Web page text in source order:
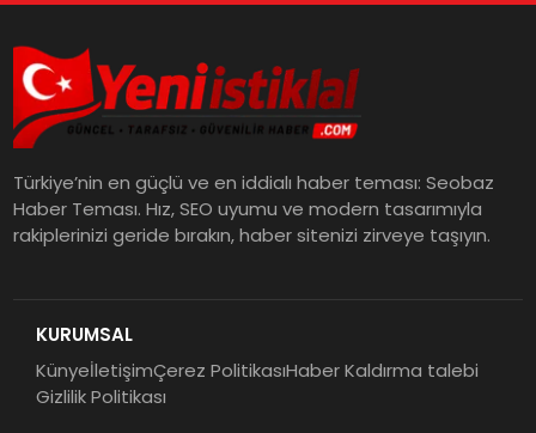
Türkiye’nin en güçlü ve en iddialı haber teması: Seobaz
Haber Teması. Hız, SEO uyumu ve modern tasarımıyla
rakiplerinizi geride bırakın, haber sitenizi zirveye taşıyın.
KURUMSAL
KünyeİletişimÇerez PolitikasıHaber Kaldırma talebi
Gizlilik Politikası